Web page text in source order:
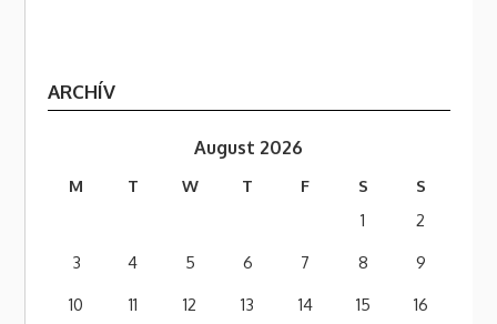
ARCHÍV
August 2026
M T W T F S
S
1
2
3
4 5 6 7 8
9
10
11 12 13 14 15
16